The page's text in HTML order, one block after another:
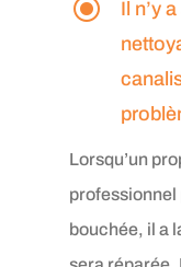
\
Il n’y
Lorsqu’un
professionnel
bouchée, il a